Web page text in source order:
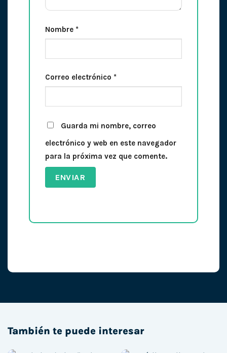
Nombre *
Correo electrónico *
Guarda mi nombre, correo
electrónico y web en este navegador
para la próxima vez que comente.
También te puede interesar